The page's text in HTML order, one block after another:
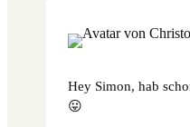
Hey Simon, hab
😛